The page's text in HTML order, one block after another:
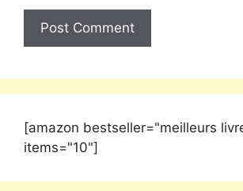
[amazon bestseller="meilleurs
items="10"]